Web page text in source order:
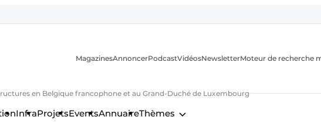
en Belgique francophone et au Grand-Duché de Luxembourg
MagazinesAnnoncerPodcastVidéosNewsletterMoteur de recherche
InfraProjetsEventsAnnuaireThèmes